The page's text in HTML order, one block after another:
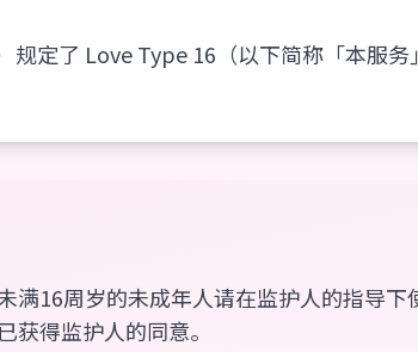
规定了 Love Type 16（以下简称「本服
满16周岁的未成年人请在监护人的指导下
获得监护人的同意。